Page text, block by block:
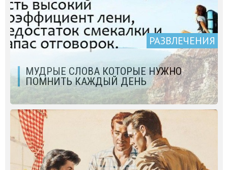
РАЗВЛЕЧЕНИЯ
МУДРЫЕ СЛОВА КОТОРЫЕ НУЖНО
ПОМНИТЬ КАЖДЫЙ ДЕНЬ